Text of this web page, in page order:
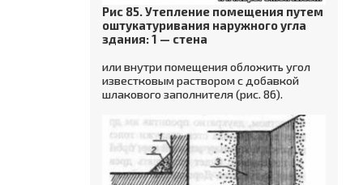
Рис 85. Утепление помещения путем
оштукатуривания наружного угла
здания: 1 — стена
или внутри помещения обложить угол
известковым раствором с добавкой
шлакового заполнителя (рис. 86).